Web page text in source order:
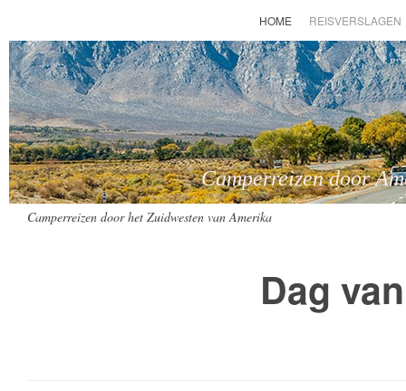
Camperreizen door
Camperreizen door het Zuidwesten van Amerika
HOME REISVERSLAGEN
Dag